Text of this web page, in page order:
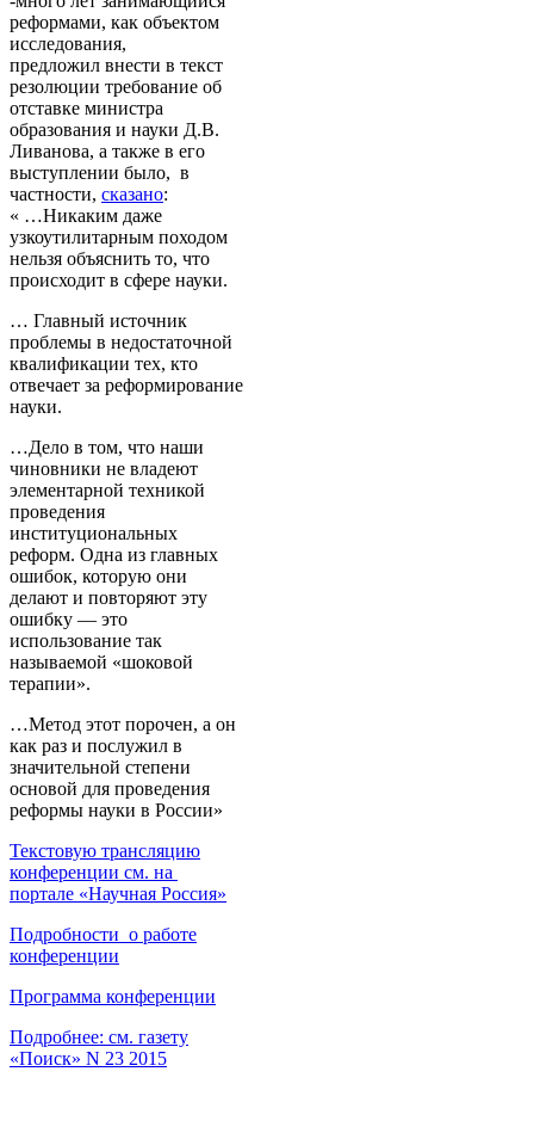
реформами, как объектом
исследования,
предложил внести в текст
резолюции требование об
отставке министра
образования и науки Д.В.
Ливанова, а также в его
выступлении было, в
частности, сказано:
« …Никаким даже
узкоутилитарным походом
нельзя объяснить то, что
происходит в сфере науки.
… Главный источник
проблемы в недостаточной
квалификации тех, кто
отвечает за реформирование
науки.
…Дело в том, что наши
чиновники не владеют
элементарной техникой
проведения
институциональных
реформ. Одна из главных
ошибок, которую они
делают и повторяют эту
ошибку — это
использование так
называемой «шоковой
терапии».
…Метод этот порочен, а он
как раз и послужил в
значительной степени
основой для проведения
реформы науки в России»
Текстовую трансляцию
конференции см. на
портале «Научная Россия»
Подробности о работе
конференции
Программа конференции
Подробнее: см. газету
«Поиск» N 23 2015